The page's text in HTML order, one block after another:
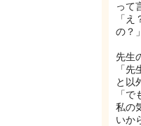
って
「
の？
先生
「
と以
「
私の
いか